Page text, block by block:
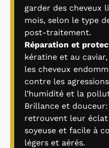
garder des cheveux
mois, selon le type
post-traitement.
Réparation et
kératine et au
les cheveux
contre les
l’humidité et la
Brillance et
retrouvent leur
soyeuse et facile à
légers et aérés.